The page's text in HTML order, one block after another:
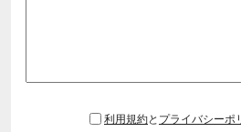
利用規約と プライバシーポ